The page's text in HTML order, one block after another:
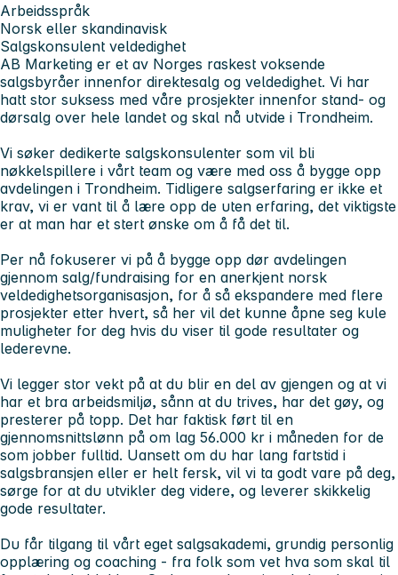
Arbeidsspråk
Norsk eller skandinavisk
Salgskonsulent veldedighet
AB Marketing er et av Norges raskest voksende
salgsbyråer innenfor direktesalg og veldedighet. Vi har
hatt stor suksess med våre prosjekter innenfor stand- og
dørsalg over hele landet og skal nå utvide i Trondheim.
Vi søker dedikerte salgskonsulenter som vil bli
nøkkelspillere i vårt team og være med oss å bygge opp
avdelingen i Trondheim. Tidligere salgserfaring er ikke et
krav, vi er vant til å lære opp de uten erfaring, det viktigste
er at man har et stert ønske om å få det til.
Per nå fokuserer vi på å bygge opp dør avdelingen
gjennom salg/fundraising for en anerkjent norsk
veldedighetsorganisasjon, for å så ekspandere med flere
prosjekter etter hvert, så her vil det kunne åpne seg kule
muligheter for deg hvis du viser til gode resultater og
lederevne.
Vi legger stor vekt på at du blir en del av gjengen og at vi
har et bra arbeidsmiljø, sånn at du trives, har det gøy, og
presterer på topp. Det har faktisk ført til en
gjennomsnittslønn på om lag 56.000 kr i måneden for de
som jobber fulltid. Uansett om du har lang fartstid i
salgsbransjen eller er helt fersk, vil vi ta godt vare på deg,
sørge for at du utvikler deg videre, og leverer skikkelig
gode resultater.
Du får tilgang til vårt eget salgsakademi, grundig personlig
opplæring og coaching - fra folk som vet hva som skal til